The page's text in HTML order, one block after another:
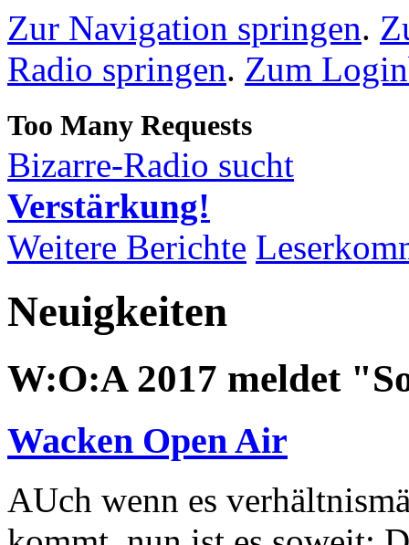
Zur Navigation springen.
Radio springen. Zum
Bizarre-Radio sucht
Verstärkung!
Weitere Berichte
Neuigkeiten
W:O:A 2017 meldet
Wacken Open Air
AUch wenn es